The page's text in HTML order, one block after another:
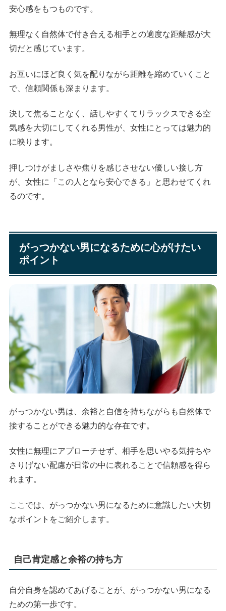
安心感をもつものです。
無理なく自然体で付き合える相手との適度な距離感が大
切だと感じています。
お互いにほど良く気を配りながら距離を縮めていくこと
で、信頼関係も深まります。
決して焦ることなく、話しやすくてリラックスできる空
気感を大切にしてくれる男性が、女性にとっては魅力的
に映ります。
押しつけがましさや焦りを感じさせない優しい接し方
が、女性に「この人となら安心できる」と思わせてくれ
るのです。
がっつかない男になるために心がけたい
ポイント
がっつかない男は、余裕と自信を持ちながらも自然体で
接することができる魅力的な存在です。
女性に無理にアプローチせず、相手を思いやる気持ちや
さりげない配慮が日常の中に表れることで信頼感を得ら
れます。
ここでは、がっつかない男になるために意識したい大切
なポイントをご紹介します。
自己肯定感と余裕の持ち方
自分自身を認めてあげることが、がっつかない男になる
ための第一歩です。